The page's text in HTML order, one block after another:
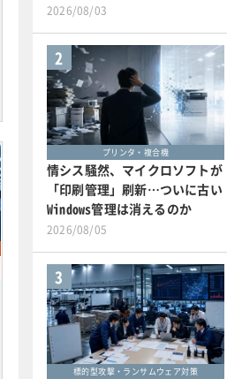
2026/08/03
2
プリンタ・複合機
情シス騒然、マイクロソフトが
「印刷管理」刷新…ついに古い
Windows管理は消えるのか
2026/08/05
3
標的型攻撃・ランサムウェア対策